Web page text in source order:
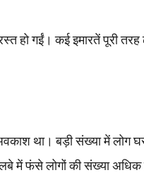
हो गईं। कई इमारतें पूरी
था। बड़ी संख्या में लोग
में फंसे लोगों की संख्या अधिक